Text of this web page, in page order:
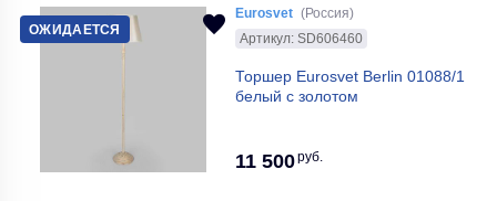
ОЖИДАЕТСЯ
Eurosvet (Россия)
Артикул: SD606460
Торшер Eurosvet Berlin 01088/1
белый с золотом
11 500руб.